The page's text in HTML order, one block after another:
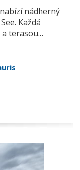
nádherný
Každá
a terasou…